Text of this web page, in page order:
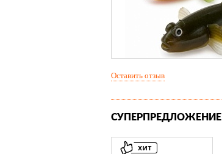
Оставить отзыв
СУПЕРПРЕДЛОЖЕНИЕ